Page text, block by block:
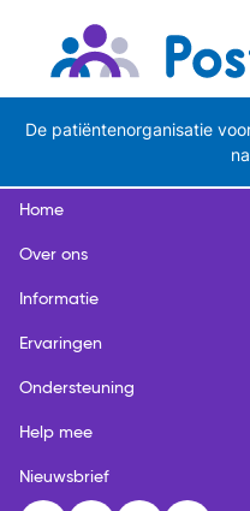
De patiëntenorganisatie
Home
Over ons
Informatie
Ervaringen
Ondersteuning
Help mee
Nieuwsbrief